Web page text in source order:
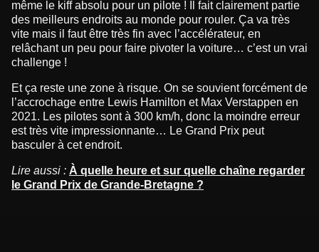
même le kiff absolu pour un pilote ! Il fait clairement partie
des meilleurs endroits au monde pour rouler. Ça va très
vite mais il faut être très fin avec l’accélérateur, en
relâchant un peu pour faire pivoter la voiture… c’est un vrai
challenge !
Et ça reste une zone à risque. On se souvient forcément de
l’accrochage entre Lewis Hamilton et Max Verstappen en
2021. Les pilotes sont à 300 km/h, donc la moindre erreur
est très vite impressionnante… Le Grand Prix peut
basculer à cet endroit.
Lire aussi : À quelle heure et sur quelle chaîne regarder
le Grand Prix de Grande-Bretagne ?